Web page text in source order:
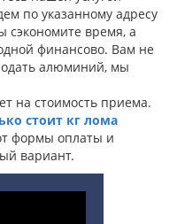
по указанному адресу
сэкономите время, а
финансово. Вам не
алюминий, мы
на стоимость приема.
стоит кг лома
формы оплаты и
вариант.